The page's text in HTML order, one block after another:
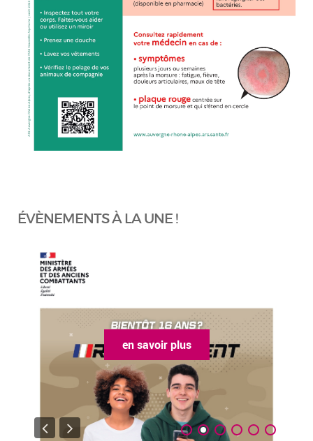
ÉVÈNEMENTS À LA UNE !
en savoir plus